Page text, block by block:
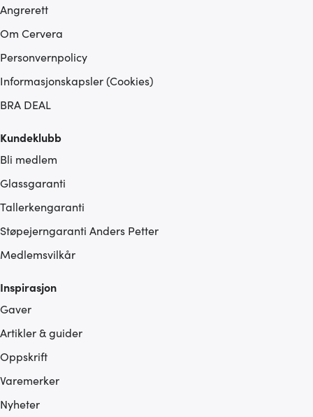
Angrerett
Om Cervera
Personvernpolicy
Informasjonskapsler (Cookies)
BRA DEAL
Kundeklubb
Bli medlem
Glassgaranti
Tallerkengaranti
Støpejerngaranti Anders Petter
Medlemsvilkår
Inspirasjon
Gaver
Artikler & guider
Oppskrift
Varemerker
Nyheter